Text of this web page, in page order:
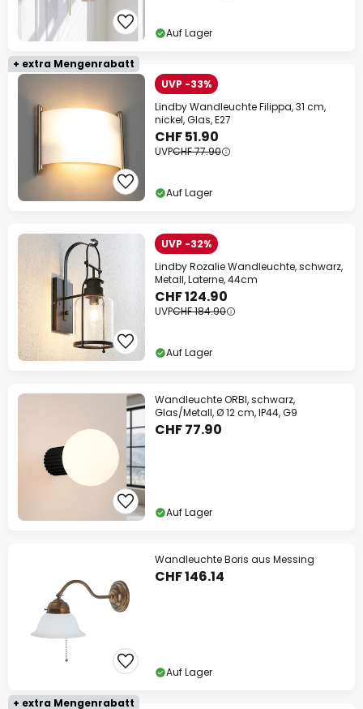
Auf Lager
+ extra Mengenrabatt
UVP -33%
Lindby Wandleuchte Filippa, 31 cm,
nickel, Glas, E27
CHF 51.90
UVPCHF 77.90
Auf Lager
UVP -32%
Lindby Rozalie Wandleuchte, schwarz,
Metall, Laterne, 44cm
CHF 124.90
UVPCHF 184.90
Auf Lager
Wandleuchte ORBI, schwarz,
Glas/Metall, Ø 12 cm, IP44, G9
CHF 77.90
Auf Lager
Wandleuchte Boris aus Messing
CHF 146.14
Auf Lager
+ extra Mengenrabatt